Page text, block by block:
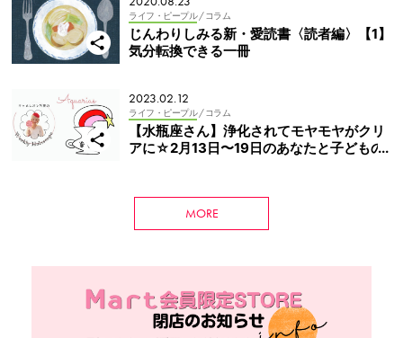
ライフ・ピープル / コラム
じんわりしみる新・愛読書〈読者編〉【1】
気分転換できる一冊
2023.02.12
ライフ・ピープル / コラム
【水瓶座さん】浄化されてモヤモヤがクリ
アに☆2月13日〜19日のあなたと子どもの
MORE